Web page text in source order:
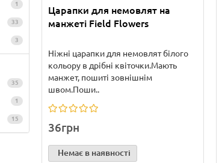
1
33
3
35
1
15
Царапки для немовлят на
манжеті Field Flowers
Ніжні царапки для немовлят білого
кольору в дрібні квіточки.Мають
манжет, пошиті зовнішнім
швом.Поши..
36грн
Немає в наявності